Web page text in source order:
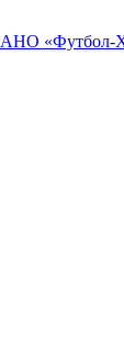
АНО «Футбол-